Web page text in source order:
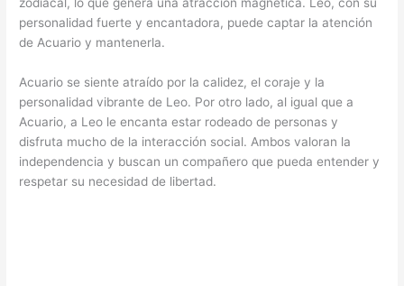
zodiacal, lo que genera una atracción magnética. Leo, con su
personalidad fuerte y encantadora, puede captar la atención
de Acuario y mantenerla.
Acuario se siente atraído por la calidez, el coraje y la
personalidad vibrante de Leo. Por otro lado, al igual que a
Acuario, a Leo le encanta estar rodeado de personas y
disfruta mucho de la interacción social. Ambos valoran la
independencia y buscan un compañero que pueda entender y
respetar su necesidad de libertad.